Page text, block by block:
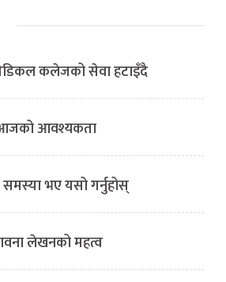
कलेजको सेवा हटाइँदै
आजको आवश्यकता
समस्या भए यसो गर्नुहोस्
लेखनको महत्व